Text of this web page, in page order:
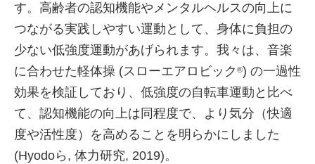
す。高齢者の認知機能やメンタルヘルスの向上に
つながる実践しやすい運動として、身体に負担の
少ない低強度運動があげられます。我々は、音楽
に合わせた軽体操 (スローエアロビック ®) の一過性
効果を検証しており、低強度の自転車運動と比べ
て、認知機能の向上は同程度で、より気分（快適
度や活性度）を高めることを明らかにしました
(Hyodoら, 体力研究, 2019)。